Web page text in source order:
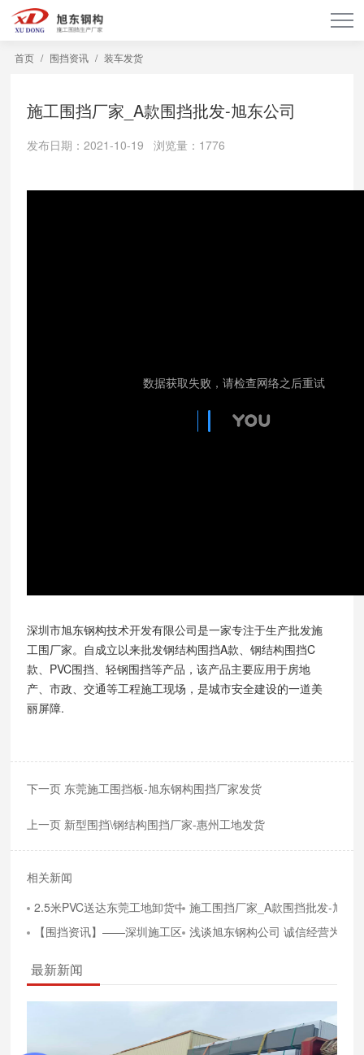
首页 / 围挡资讯 / 装车发货
施工围挡厂家_A款围挡批发-旭东公司
发布日期：2021-10-19 浏览量：1776
深圳市旭东钢构技术开发有限公司是一家专注于生产批发施
工围厂家。自成立以来批发钢结构围挡A款、钢结构围挡C
款、PVC围挡、轻钢围挡等产品，该产品主要应用于房地
产、市政、交通等工程施工现场，是城市安全建设的一道美
丽屏障.
下一页 东莞施工围挡板-旭东钢构围挡厂家发货
上一页 新型围挡\钢结构围挡厂家-惠州工地发货
相关新闻
2.5米PVC送达东莞工地卸货中 施工围挡厂家_A款围挡批发-旭东
【围挡资讯】——深圳施工区围挡标准，看这里就够了！
浅谈旭东钢构公司 诚信经营为建
最新新闻